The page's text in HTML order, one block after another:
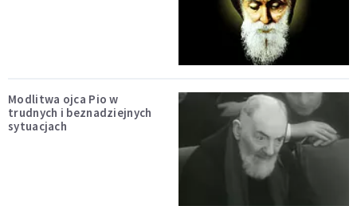
Modlitwa ojca Pio w
trudnych i beznadziejnych
sytuacjach